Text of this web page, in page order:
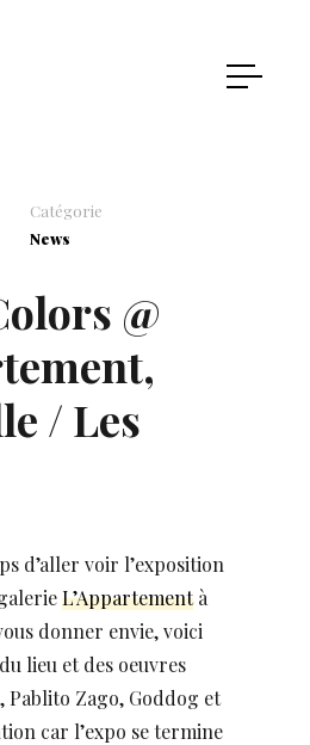
Catégorie
News
@
/ Les
d’aller voir l’exposition
L’Appartementà
donner envie, voici
lieu et des oeuvres
Pablito Zago, Goddog et
car l’expo se termine